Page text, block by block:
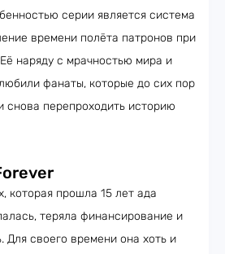
серии является система
времени полёта патронов при
наряду с мрачностью мира и
фанаты, которые до сих пор
снова перепроходить историю
которая прошла 15 лет ада
теряла финансирование и
Для своего времени она хоть и